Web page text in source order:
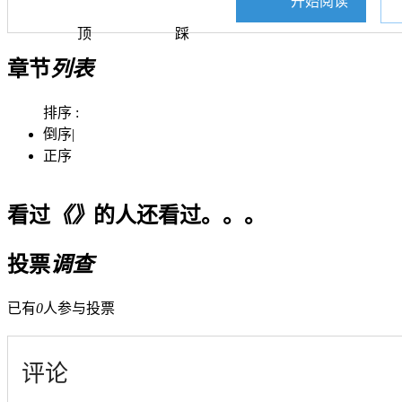
顶 踩
章节列表
排序 :
倒序|
正序
看过《》 的人还看过。。。
投票调查
已有0人参与投票
评论